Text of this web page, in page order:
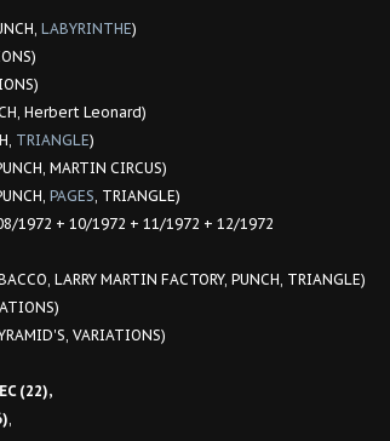
LABYRINTHE)
Herbert Leonard)
TRIANGLE)
MARTIN CIRCUS)
PAGES, TRIANGLE)
1972 + 10/1972 + 11/1972 + 12/1972
, LARRY MARTIN FACTORY, PUNCH, TRIANGLE)
VARIATIONS)
(22),
,